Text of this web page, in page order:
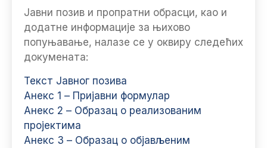
Јавни позив и пропратни обрасци, као и
додатне информације за њихово
попуњавање, налазе се у оквиру следећих
докумената:
Текст Јавног позива
Анекс 1 – Пријавни формулар
Анекс 2 – Образац о реализованим
пројектима
Анекс 3 – Образац о објављеним